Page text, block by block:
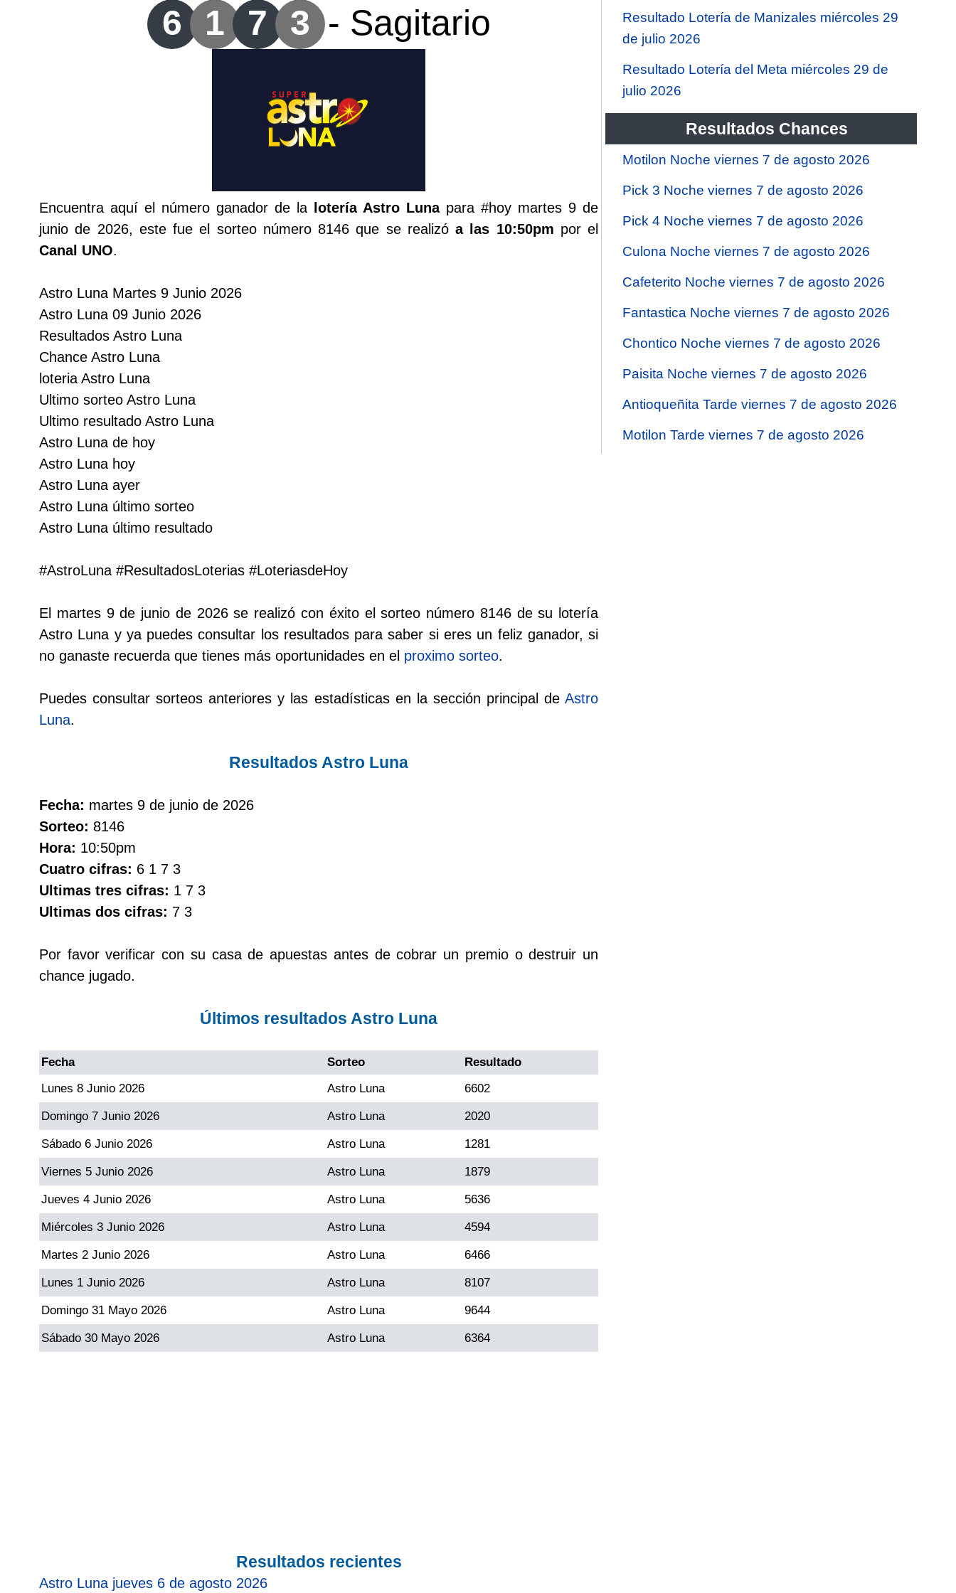
Lotería del Valle
Lotería del Meta
Lotería de Risaralda
Lotería de Santander
Lotería del Cauca
Lotería de Boyaca
Extra de Colombia
Antioqueñita Día
Antioqueñita Tarde
Astro Sol
Astro Luna
Cafeterito Tarde
Cafeterito Noche
Chontico Día
Chontico Noche
Culona día
Culona noche
Dorado Noche
Fantástica Día
Fantástica Noche
Motilon Tarde
Motilon Noche
Paisita Día
Paisita Noche
Pijao de Oro
6 1 7 3 - Sagitario
Encuentra aquí el número ganador de la lotería Astro Lunapara #hoy martes 9 de
junio de 2026, este fue el sorteo número 8146 que se realizóa las 10:50pm por el
Canal UNO.
Astro Luna Martes 9 Junio 2026
Astro Luna 09 Junio 2026
Resultados Astro Luna
Chance Astro Luna
loteria Astro Luna
Ultimo sorteo Astro Luna
Ultimo resultado Astro Luna
Astro Luna de hoy
Astro Luna hoy
Astro Luna ayer
Astro Luna último sorteo
Astro Luna último resultado
#AstroLuna #ResultadosLoterias #LoteriasdeHoy
El martes 9 de junio de 2026 se realizó con éxito el sorteo número 8146 de su lotería
Astro Luna y ya puedes consultar los resultados para saber si eres un feliz ganador, si
no ganaste recuerda que tienes más oportunidades en el proximo sorteo.
Puedes consultar sorteos anteriores y las estadísticas en la sección principal deAstro
Luna.
Resultados Astro Luna
Fecha: martes 9 de junio de 2026
Sorteo: 8146
Hora: 10:50pm
Cuatro cifras: 6 1 7 3
Ultimas tres cifras: 1 7 3
Ultimas dos cifras: 7 3
Por favor verificar con su casa de apuestas antes de cobrar un premio o destruir un
chance jugado.
Últimos resultados Astro Luna
Fecha Sorteo
Resultado
Lunes 8 Junio 2026
Astro Luna 6602
Domingo 7 Junio 2026 Astro Luna 2020
Sábado 6 Junio 2026 Astro Luna 1281
Viernes 5 Junio 2026 Astro Luna 1879
Jueves 4 Junio 2026 Astro Luna 5636
Miércoles 3 Junio 2026 Astro Luna 4594
Martes 2 Junio 2026 Astro Luna 6466
Lunes 1 Junio 2026 Astro Luna 8107
Domingo 31 Mayo 2026 Astro Luna 9644
Sábado 30 Mayo 2026 Astro Luna 6364
Resultados recientes
Astro Luna jueves 6 de agosto 2026
Resultado Lotería de Manizales miércoles 29
de julio 2026
Resultado Lotería del Meta miércoles 29 de
julio 2026
Resultados Chances
Motilon Noche viernes 7 de agosto 2026
Pick 3 Noche viernes 7 de agosto 2026
Pick 4 Noche viernes 7 de agosto 2026
Culona Noche viernes 7 de agosto 2026
Cafeterito Noche viernes 7 de agosto 2026
Fantastica Noche viernes 7 de agosto 2026
Chontico Noche viernes 7 de agosto 2026
Paisita Noche viernes 7 de agosto 2026
Antioqueñita Tarde viernes 7 de agosto 2026
Motilon Tarde viernes 7 de agosto 2026